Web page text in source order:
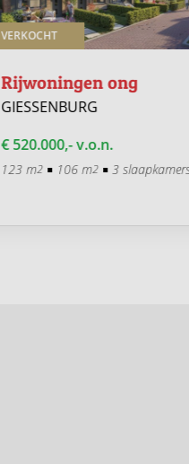
VERKOCHT
Rijwoningen ong
GIESSENBURG
€ 520.000,- v.o.n.
123 m2 106 m2 3 slaapkamers